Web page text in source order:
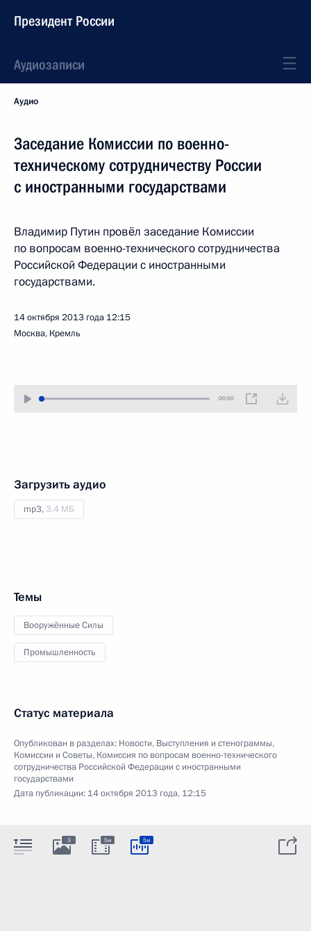
Президент России
Аудиозаписи
Аудио
Заседание Комиссии по военно-
техническому сотрудничеству России
с иностранными государствами
Владимир Путин провёл заседание Комиссии
по вопросам военно-технического сотрудничества
Российской Федерации с иностранными
государствами.
14 октября 2013 года 12:15
Москва, Кремль
00:00
Загрузить аудио
mp3, 3.4 МБ
Темы
Вооружённые Силы
Промышленность
Статус материала
Опубликован в разделах: Новости, Выступления и стенограммы,
Комиссии и Советы, Комиссия по вопросам военно-технического
сотрудничества Российской Федерации с иностранными
государствами
Дата публикации: 14 октября 2013 года, 12:15
3 5м 5м